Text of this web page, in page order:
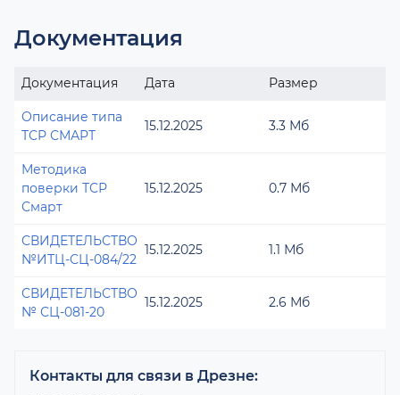
Документация
Документация Дата Размер
Описание типа
ТСР СМАРТ
15.12.2025 3.3 Мб
Методика
поверки ТСР
Смарт
15.12.2025 0.7 Мб
СВИДЕТЕЛЬСТВО
№ИТЦ-СЦ-084/22
15.12.2025 1.1 Мб
СВИДЕТЕЛЬСТВО
№ СЦ-081-20
15.12.2025 2.6 Мб
Контакты для связи в Дрезне: